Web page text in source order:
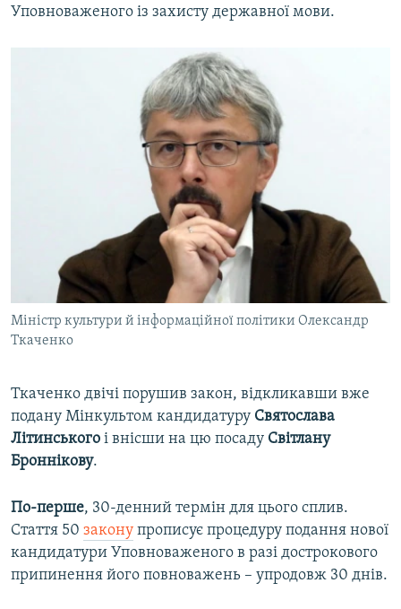
Уповноваженого із захисту державної мови.
Міністр культури й інформаційної політики Олександр
Ткаченко
Ткаченко двічі порушив закон, відкликавши вже
подану Мінкультом кандидатуру Святослава
Літинського і внісши на цю посаду Світлану
Броннікову.
По-перше, 30-денний термін для цього сплив.
Стаття 50 закону прописує процедуру подання нової
кандидатури Уповноваженого в разі дострокового
припинення його повноважень – упродовж 30 днів.